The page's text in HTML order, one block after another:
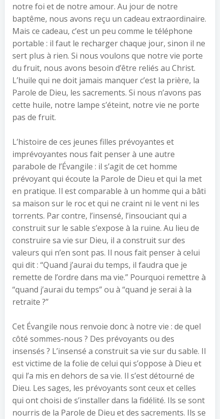
notre foi et de notre amour. Au jour de notre
baptême, nous avons reçu un cadeau extraordinaire.
Mais ce cadeau, c’est un peu comme le téléphone
portable : il faut le recharger chaque jour, sinon il ne
sert plus à rien. Si nous voulons que notre vie porte
du fruit, nous avons besoin d’être reliés au Christ.
L’huile qui ne doit jamais manquer c’est la prière, la
Parole de Dieu, les sacrements. Si nous n’avons pas
cette huile, notre lampe s’éteint, notre vie ne porte
pas de fruit.
L’histoire de ces jeunes filles prévoyantes et
imprévoyantes nous fait penser à une autre
parabole de l’Évangile : il s’agit de cet homme
prévoyant qui écoute la Parole de Dieu et qui la met
en pratique. Il est comparable à un homme qui a bâti
sa maison sur le roc et qui ne craint ni le vent ni les
torrents. Par contre, l’insensé, l’insouciant qui a
construit sur le sable s’expose à la ruine. Au lieu de
construire sa vie sur Dieu, il a construit sur des
valeurs qui n’en sont pas. Il nous fait penser à celui
qui dit : “Quand j’aurai du temps, il faudra que je
remette de l’ordre dans ma vie.” Pourquoi remettre à
“quand j’aurai du temps” ou à “quand je serai à la
retraite ?”
Cet Évangile nous renvoie donc à notre vie : de quel
côté sommes-nous ? Des prévoyants ou des
insensés ? L’insensé a construit sa vie sur du sable. Il
est victime de la folie de celui qui s’oppose à Dieu et
qui l’a mis en dehors de sa vie. Il s’est détourné de
Dieu. Les sages, les prévoyants sont ceux et celles
qui ont choisi de s’installer dans la fidélité. Ils se sont
nourris de la Parole de Dieu et des sacrements. Ils se